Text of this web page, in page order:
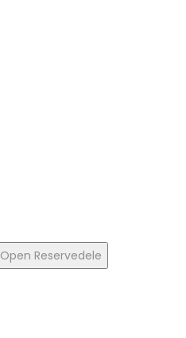
Open Reservedele